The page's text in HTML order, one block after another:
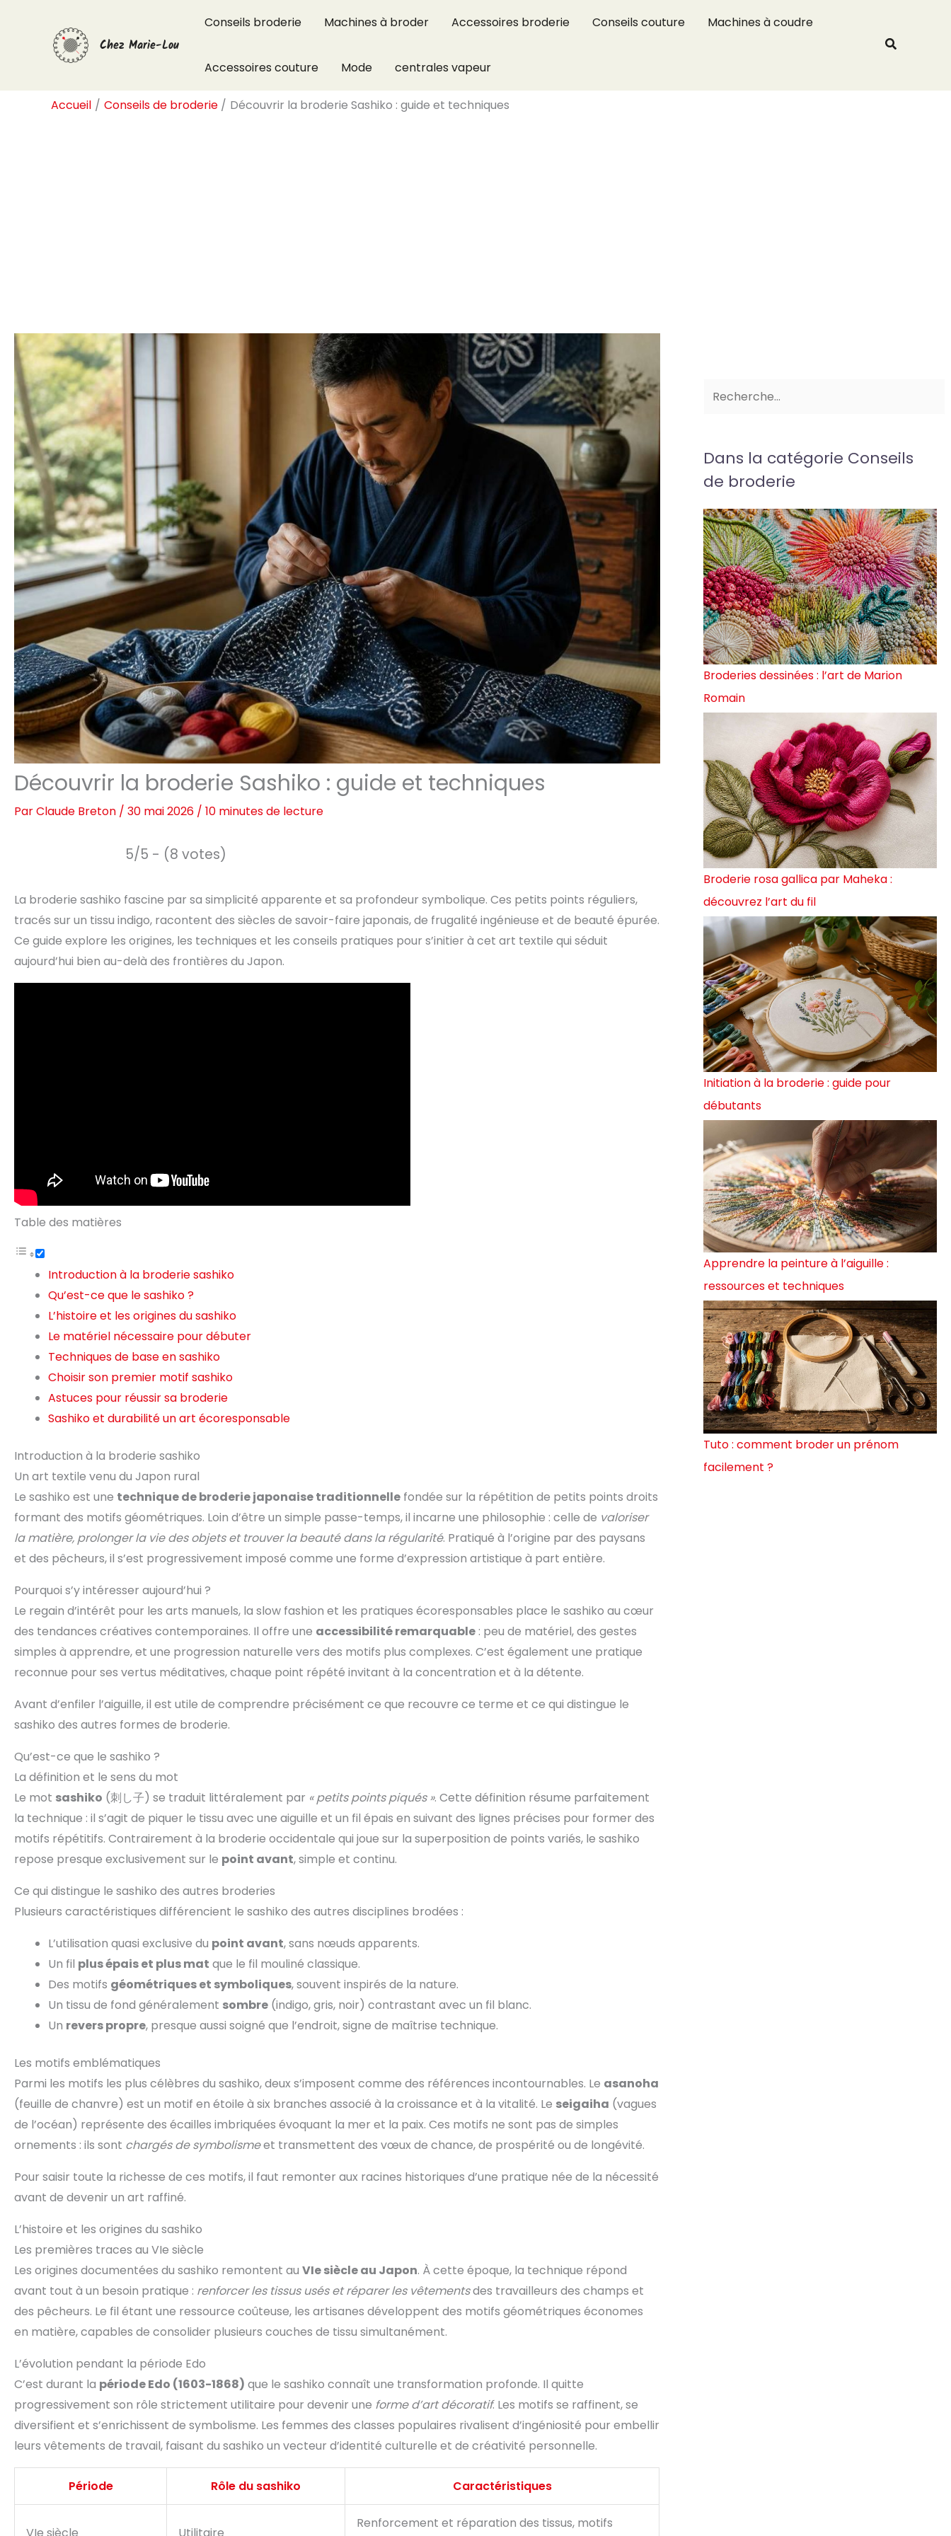
Chez Marie-Lou
Conseils broderie Machines à broder Accessoires broderie Conseils couture Machines à coudre
Accessoires couture Mode centrales vapeur
Accueil Conseils de broderie Découvrir la broderie Sashiko : guide et techniques
Découvrir la broderie Sashiko : guide et techniques
ParClaude Breton / 30 mai 2026 / 10 minutes de lecture
5/5 - (8 votes)
La broderie sashiko fascine par sa simplicité apparente et sa profondeur symbolique. Ces petits points réguliers,
tracés sur un tissu indigo, racontent des siècles de savoir-faire japonais, de frugalité ingénieuse et de beauté épurée.
Ce guide explore les origines, les techniques et les conseils pratiques pour s’initier à cet art textile qui séduit
aujourd’hui bien au-delà des frontières du Japon.
Table des matières
Introduction à la broderie sashiko
Qu’est-ce que le sashiko ?
L’histoire et les origines du sashiko
Le matériel nécessaire pour débuter
Techniques de base en sashiko
Choisir son premier motif sashiko
Astuces pour réussir sa broderie
Sashiko et durabilité un art écoresponsable
Introduction à la broderie sashiko
Un art textile venu du Japon rural
Le sashiko est une technique de broderie japonaise traditionnelle fondée sur la répétition de petits points droits
formant des motifs géométriques. Loin d’être un simple passe-temps, il incarne une philosophie : celle de valoriser
la matière, prolonger la vie des objets et trouver la beauté dans la régularité. Pratiqué à l’origine par des paysans
et des pêcheurs, il s’est progressivement imposé comme une forme d’expression artistique à part entière.
Pourquoi s’y intéresser aujourd’hui ?
Le regain d’intérêt pour les arts manuels, la slow fashion et les pratiques écoresponsables place le sashiko au cœur
des tendances créatives contemporaines. Il offre une accessibilité remarquable : peu de matériel, des gestes
simples à apprendre, et une progression naturelle vers des motifs plus complexes. C’est également une pratique
reconnue pour ses vertus méditatives, chaque point répété invitant à la concentration et à la détente.
Avant d’enfiler l’aiguille, il est utile de comprendre précisément ce que recouvre ce terme et ce qui distingue le
sashiko des autres formes de broderie.
Qu’est-ce que le sashiko ?
La définition et le sens du mot
Le mot sashiko (刺し子) se traduit littéralement par « petits points piqués ». Cette définition résume parfaitement
la technique : il s’agit de piquer le tissu avec une aiguille et un fil épais en suivant des lignes précises pour former des
motifs répétitifs. Contrairement à la broderie occidentale qui joue sur la superposition de points variés, le sashiko
repose presque exclusivement sur le point avant, simple et continu.
Ce qui distingue le sashiko des autres broderies
Plusieurs caractéristiques différencient le sashiko des autres disciplines brodées :
L’utilisation quasi exclusive du point avant, sans nœuds apparents.
Un fil plus épais et plus mat que le fil mouliné classique.
Des motifs géométriques et symboliques, souvent inspirés de la nature.
Un tissu de fond généralement sombre (indigo, gris, noir) contrastant avec un fil blanc.
Un revers propre, presque aussi soigné que l’endroit, signe de maîtrise technique.
Les motifs emblématiques
Parmi les motifs les plus célèbres du sashiko, deux s’imposent comme des références incontournables. Le asanoha
(feuille de chanvre) est un motif en étoile à six branches associé à la croissance et à la vitalité. Le seigaiha (vagues
de l’océan) représente des écailles imbriquées évoquant la mer et la paix. Ces motifs ne sont pas de simples
ornements : ils sont chargés de symbolismeet transmettent des vœux de chance, de prospérité ou de longévité.
Pour saisir toute la richesse de ces motifs, il faut remonter aux racines historiques d’une pratique née de la nécessité
avant de devenir un art raffiné.
L’histoire et les origines du sashiko
Les premières traces au VIe siècle
Les origines documentées du sashiko remontent au VIe siècle au Japon. À cette époque, la technique répond
avant tout à un besoin pratique : renforcer les tissus usés et réparer les vêtementsdes travailleurs des champs et
des pêcheurs. Le fil étant une ressource coûteuse, les artisanes développent des motifs géométriques économes
en matière, capables de consolider plusieurs couches de tissu simultanément.
L’évolution pendant la période Edo
C’est durant la période Edo (1603-1868) que le sashiko connaît une transformation profonde. Il quitte
progressivement son rôle strictement utilitaire pour devenir une forme d’art décoratif. Les motifs se raffinent, se
diversifient et s’enrichissent de symbolisme. Les femmes des classes populaires rivalisent d’ingéniosité pour embellir
leurs vêtements de travail, faisant du sashiko un vecteur d’identité culturelle et de créativité personnelle.
Période Rôle du sashiko Caractéristiques
Renforcement et réparation des tissus, motifs
Dans la catégorie Conseils
de broderie
Broderies dessinées : l’art de Marion
Romain
Broderie rosa gallica par Maheka :
découvrez l’art du fil
Initiation à la broderie : guide pour
débutants
Apprendre la peinture à l’aiguille :
ressources et techniques
Tuto : comment broder un prénom
facilement ?